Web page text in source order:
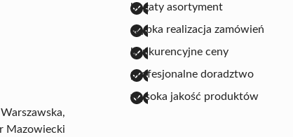
Mazowiecki
bogaty asortyment
szybka realizacja zamówień
konkurencyjne ceny
profesjonalne doradztwo
wysoka jakość produktów